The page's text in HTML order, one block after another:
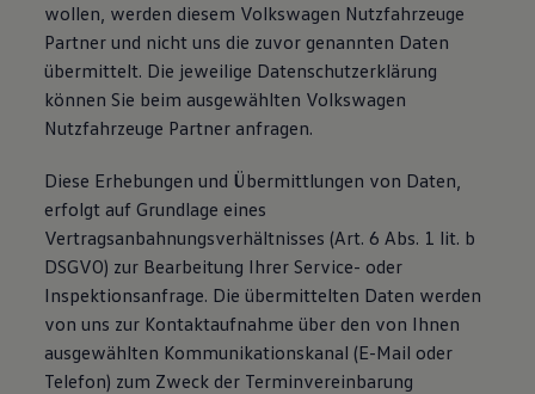
wollen, werden diesem Volkswagen Nutzfahrzeuge
Partner und nicht uns die zuvor genannten Daten
übermittelt. Die jeweilige Datenschutzerklärung
können Sie beim ausgewählten Volkswagen
Nutzfahrzeuge Partner anfragen.
Diese Erhebungen und Übermittlungen von Daten,
erfolgt auf Grundlage eines
Vertragsanbahnungsverhältnisses (Art. 6 Abs. 1 lit. b
DSGVO) zur Bearbeitung Ihrer Service- oder
Inspektionsanfrage. Die übermittelten Daten werden
von uns zur Kontaktaufnahme über den von Ihnen
ausgewählten Kommunikationskanal (E-Mail oder
Telefon) zum Zweck der Terminvereinbarung